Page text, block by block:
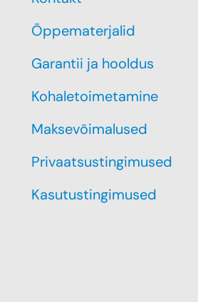
Õppematerjalid
Garantii ja hooldus
Kohaletoimetamine
Maksevõimalused
Privaatsustingimused
Kasutustingimused